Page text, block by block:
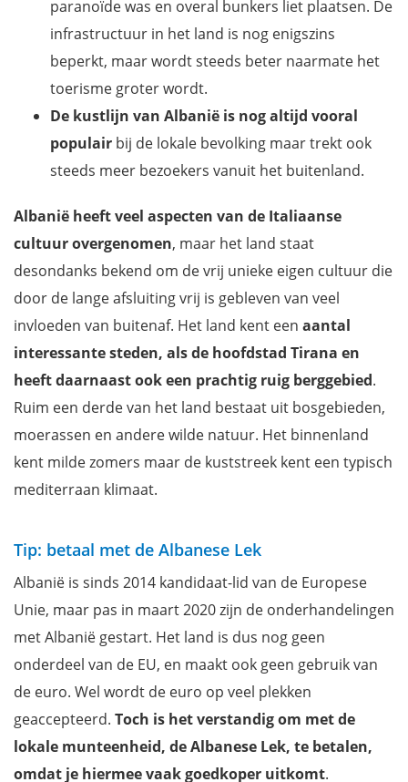
paranoïde was en overal bunkers liet plaatsen. De
infrastructuur in het land is nog enigszins
beperkt, maar wordt steeds beter naarmate het
toerisme groter wordt.
De kustlijn van Albanië is nog altijd vooral
populair bij de lokale bevolking maar trekt ook
steeds meer bezoekers vanuit het buitenland.
Albanië heeft veel aspecten van de Italiaanse
cultuurovergenomen, maar het land staat
desondanks bekend om de vrij unieke eigen cultuur die
door de lange afsluiting vrij is gebleven van veel
invloeden van buitenaf. Het land kent een aantal
interessante steden, als de hoofdstad Tirana en
heeft daarnaast ook een prachtig ruig berggebied.
Ruim een derde van het land bestaat uit bosgebieden,
moerassen en andere wilde natuur. Het binnenland
kent milde zomers maar de kuststreek kent een typisch
mediterraan klimaat.
Tip: betaal met de Albanese Lek
Albanië is sinds 2014 kandidaat-lid van de Europese
Unie, maar pas in maart 2020 zijn de onderhandelingen
met Albanië gestart. Het land is dus nog geen
onderdeel van de EU, en maakt ook geen gebruik van
de euro. Wel wordt de euro op veel plekken
geaccepteerd. Toch is het verstandig om met de
lokale munteenheid, de Albanese Lek, te betalen,
omdat je hiermee vaak goedkoper uitkomt.